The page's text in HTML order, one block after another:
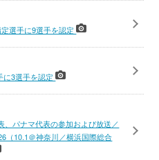
選手に9選手を認定
に3選手を認定
、パナマ代表の参加および放送／
10.1＠神奈川／横浜国際総合